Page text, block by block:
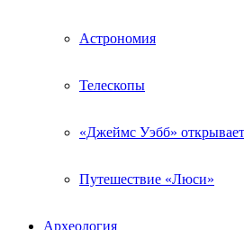
Астрономия
Телескопы
«Джеймс Уэбб»
Путешествие «Люси»
Археология